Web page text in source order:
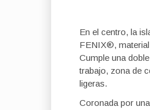
En el centro, la
FENIX®, material
Cumple una
trabajo, zona de
ligeras.
Coronada por